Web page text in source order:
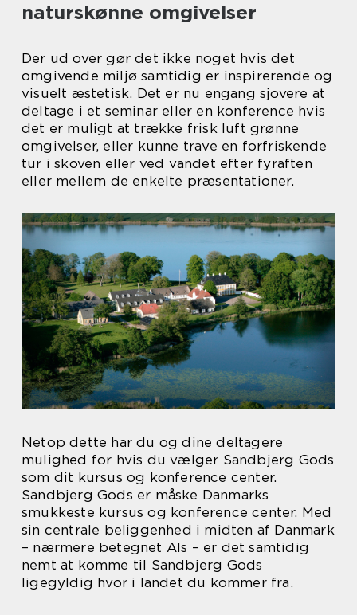
naturskønne omgivelser
Der ud over gør det ikke noget hvis det
omgivende miljø samtidig er inspirerende og
visuelt æstetisk. Det er nu engang sjovere at
deltage i et seminar eller en konference hvis
det er muligt at trække frisk luft grønne
omgivelser, eller kunne trave en forfriskende
tur i skoven eller ved vandet efter fyraften
eller mellem de enkelte præsentationer.
Netop dette har du og dine deltagere
mulighed for hvis du vælger Sandbjerg Gods
som dit kursus og konference center.
Sandbjerg Gods er måske Danmarks
smukkeste kursus og konference center. Med
sin centrale beliggenhed i midten af Danmark
– nærmere betegnet Als – er det samtidig
nemt at komme til Sandbjerg Gods
ligegyldig hvor i landet du kommer fra.